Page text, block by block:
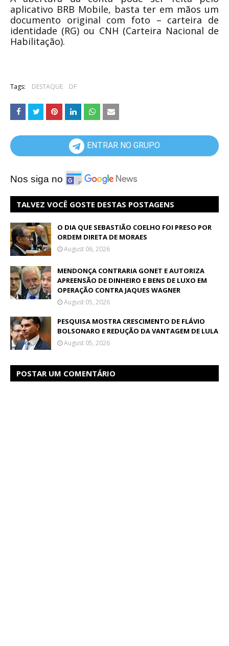
aplicativo BRB Mobile, basta ter em mãos um
documento original com foto – carteira de
identidade (RG) ou CNH (Carteira Nacional de
Habilitação).
Tags: DESTAQUE DF
ENTRAR NO GRUPO
Nos siga no
TALVEZ VOCÊ GOSTE DESTAS POSTAGENS
O DIA QUE SEBASTIÃO COELHO FOI PRESO POR
ORDEM DIRETA DE MORAES
August 06, 2026
MENDONÇA CONTRARIA GONET E AUTORIZA
APREENSÃO DE DINHEIRO E BENS DE LUXO EM
OPERAÇÃO CONTRA JAQUES WAGNER
August 05, 2026
PESQUISA MOSTRA CRESCIMENTO DE FLÁVIO
BOLSONARO E REDUÇÃO DA VANTAGEM DE LULA
August 05, 2026
POSTAR UM COMENTÁRIO